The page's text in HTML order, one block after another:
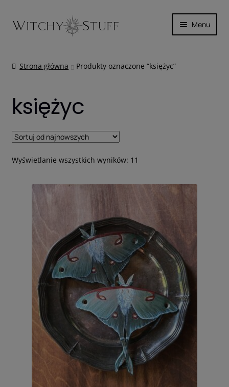
Przejdź
do
Przejdź
do
Menu
INNE
WYPRZEDAŻ
KOSZYK
Strona główna Produkty oznaczone “księżyc”
księżyc
Wyświetlanie wszystkich wyników: 11
najnowszych